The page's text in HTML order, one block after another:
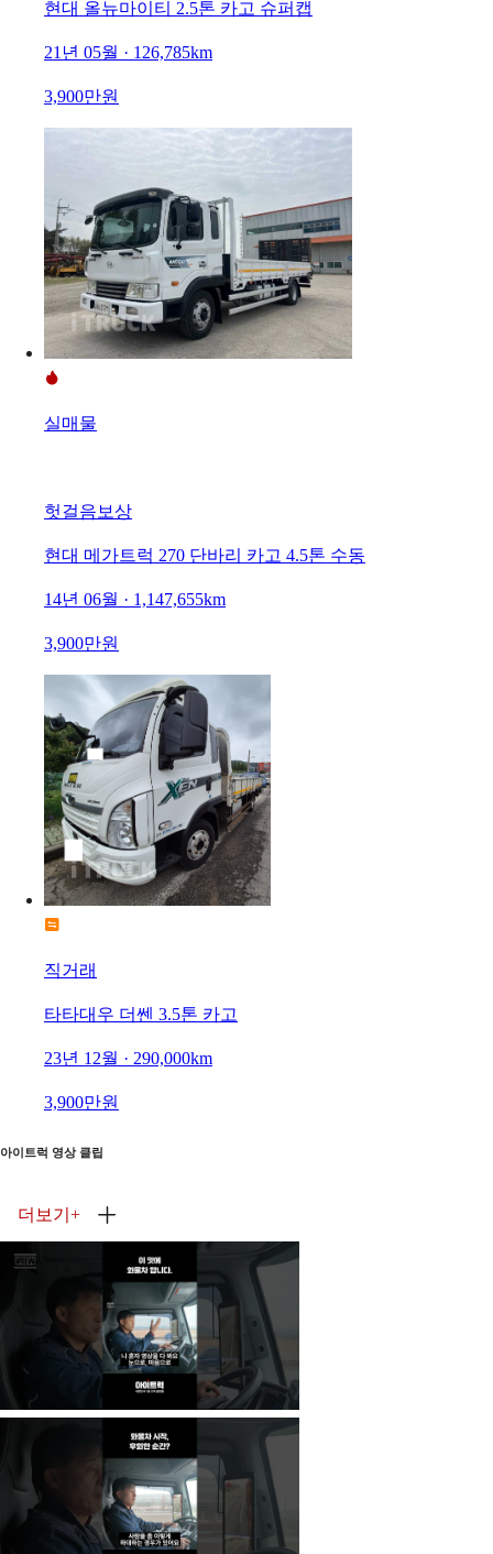
현대 올뉴마이티 2.5톤 카고 슈퍼캡
21년 05월 · 126,785km
3,900만원
실매물
헛걸음보상
현대 메가트럭 270 단바리 카고 4.5톤 수동
14년 06월 · 1,147,655km
3,900만원
직거래
타타대우 더쎈 3.5톤 카고
23년 12월 · 290,000km
3,900만원
아이트럭 영상 클립
더보기 +